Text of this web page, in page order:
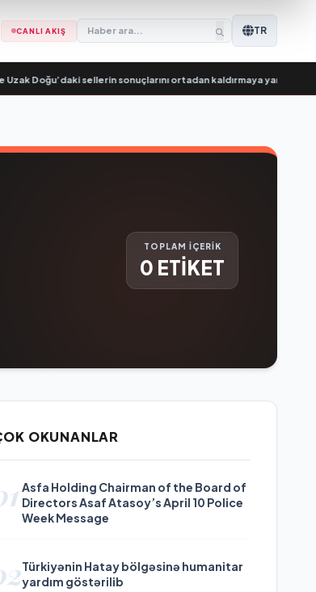
CANLI AKIŞ TR
Doğu’daki sellerin sonuçlarını ortadan kaldırmaya yardımcı
TOPLAM İÇERİK
0 ETİKET
OKUNANLAR
Asfa Holding Chairman of the Board of
Directors Asaf Atasoy’s April 10 Police
Week Message
Türkiyənin Hatay bölgəsinə humanitar
yardım göstərilib